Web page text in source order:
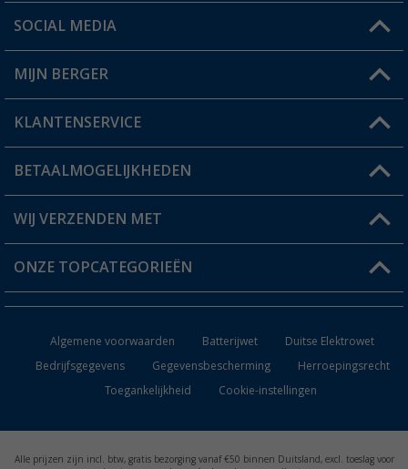
Een vraag?
Winkel vinden
SOCIAL MEDIA
MIJN BERGER
Mijn account
Status bestelling
Verlanglijstje
KLANTENSERVICE
FAQ & Contact
Verzendinformatie
Catalogus
BETAALMOGELIJKHEDEN
WIJ VERZENDEN MET
ONZE TOPCATEGORIEËN
Keukenaccessoires
Campingmeubilair
Campingtoiletten
Algemene voorwaarden Batterijwet
Duitse Elektrowet
Bedrijfsgegevens
Gegevensbescherming
Herroepingsrecht
Toegankelijkheid
Cookie-instellingen
Alle prijzen zijn incl. btw, gratis bezorging vanaf €50 binnen Duitsland, excl. toeslag voor